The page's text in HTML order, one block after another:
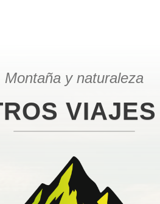
Montaña y naturaleza